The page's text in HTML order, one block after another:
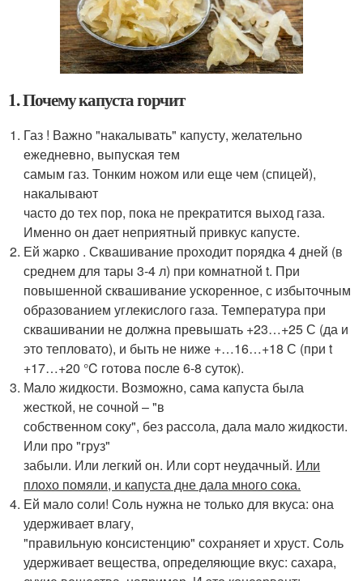
1. Почему капуста горчит
Газ ! Важно "накалывать" капусту, желательно
ежедневно, выпуская тем
самым газ. Тонким ножом или еще чем (спицей),
накалывают
часто до тех пор, пока не прекратится выход газа.
Именно он дает неприятный привкус капусте.
Ей жарко . Сквашивание проходит порядка 4 дней (в
среднем для тары 3-4 л) при комнатной t. При
повышенной сквашивание ускоренное, с избыточным
образованием углекислого газа. Температура при
сквашивании не должна превышать +23…+25 С (да и
это тепловато), и быть не ниже +…16…+18 С (при t
+17…+20 °C готова после 6-8 суток).
Мало жидкости. Возможно, сама капуста была
жесткой, не сочной – "в
собственном соку", без рассола, дала мало жидкости.
Или про "груз"
забыли. Или легкий он. Или сорт неудачный. Или
плохо помяли, и капуста дне дала много сока.
Ей мало соли! Соль нужна не только для вкуса: она
удерживает влагу,
"правильную консистенцию" сохраняет и хруст. Соль
удерживает вещества, определяющие вкус: сахара,